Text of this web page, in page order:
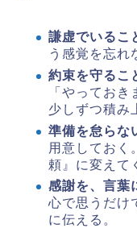
謙虚でいるこ
う感覚を忘れ
約束を守るこ
「やってお
少しずつ積み
準備を怠らな
用意しておく
頼』に変えて
感謝を、言葉
心で思うだけ
に伝える。